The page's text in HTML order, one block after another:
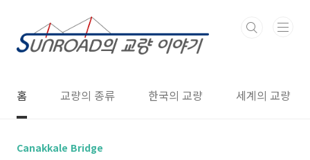
홈 교량의 종류 한국의 교량 세계의 교량
Canakkale Bridge